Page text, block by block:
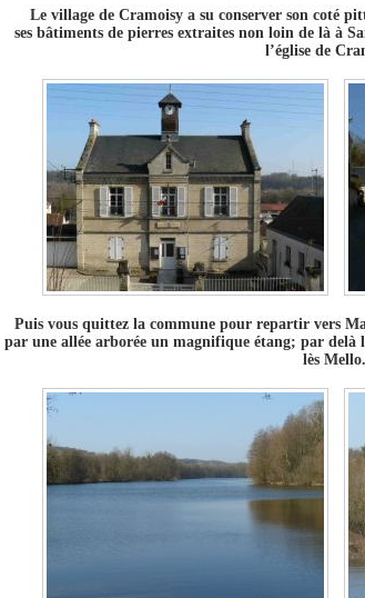
Le village de Cramoisy a su conserver son coté
ses bâtiments de pierres extraites non loin de là à
l’église de
Puis vous quittez la commune pour repartir vers
par une allée arborée un magnifique étang; par delà
lès Mello.